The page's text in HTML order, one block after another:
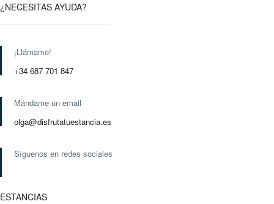
¿NECESITAS AYUDA?
¡Llámame!
+34 687 701 847
Mándame un email
olga@disfrutatuestancia.es
Síguenos en redes sociales
ESTANCIAS